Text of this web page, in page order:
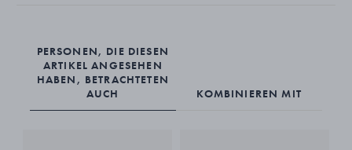
PERSONEN, DIE DIESEN
ARTIKEL ANGESEHEN
HABEN, BETRACHTETEN
AUCH
KOMBINIEREN MIT